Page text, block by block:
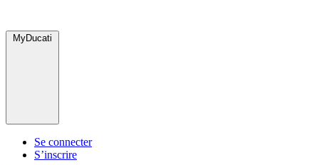
MyDucati
Se connecter
S’inscrire